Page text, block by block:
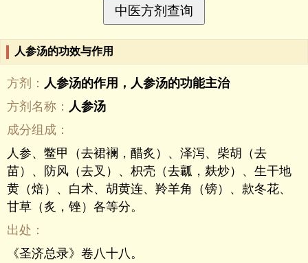
人参汤的功效与作用
方剂： 人参汤的作用，人参汤的功能主治
方剂名称： 人参汤
成分组成：
人参、鳖甲（去裙襕，醋炙）、泽泻、柴胡（去
苗）、防风（去叉）、枳壳（去瓤，麸炒）、生干地
黄（焙）、白术、胡黄连、羚羊角（镑）、款冬花、
甘草（炙，锉）各等分。
出处：
《圣济总录》卷八十八。